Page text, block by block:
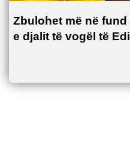
Zbulohet më në
e djalit të vogël të